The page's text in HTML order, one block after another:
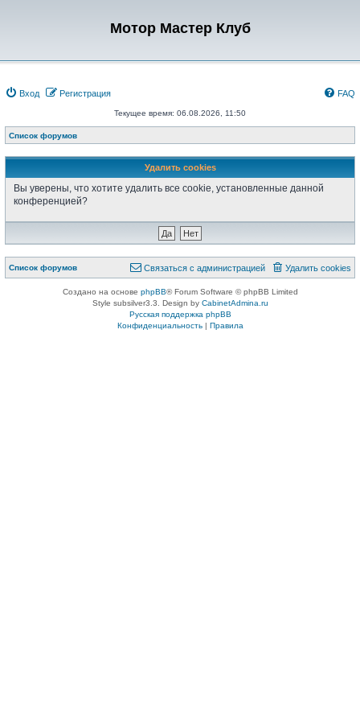
Мотор Мастер Клуб
Вход Регистрация FAQ
Текущее время: 06.08.2026, 11:50
Список форумов
Удалить cookies
Вы уверены, что хотите удалить все cookie, установленные данной
конференцией?
Список форумов Удалить cookies
Связаться с администрацией
Создано на основе phpBB® Forum Software © phpBB Limited
Style subsilver3.3. Design by CabinetAdmina.ru
Русская поддержка phpBB
Конфиденциальность| Правила